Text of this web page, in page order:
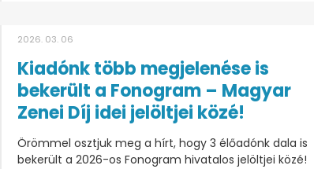
2026. 03. 06
Kiadónk több megjelenése is
bekerült a Fonogram – Magyar
Zenei Díj idei jelöltjei közé!
Örömmel osztjuk meg a hírt, hogy 3 élőadónk dala is
bekerült a 2026-os Fonogram hivatalos jelöltjei közé!